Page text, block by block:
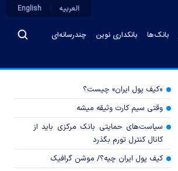
بانک‌ها بانکداری نوین چندرسانه‌ای
العربیه English
«کیف پول ایران» چیست؟
وقتی سیم کارت وثیقه میشه
سیاست‌های حمایتی بانک مرکزی باید از
کانال کنترل تورم بگذرد
کیف پول ایران چیه؟/ موشن گرافیک